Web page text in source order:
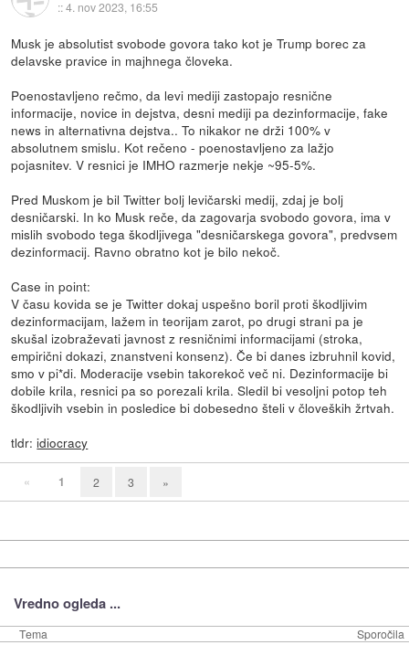
::4. nov 2023, 16:55
Musk je absolutist svobode govora tako kot je Trump borec za
delavske pravice in majhnega človeka.
Poenostavljeno rečmo, da levi mediji zastopajo resnične
informacije, novice in dejstva, desni mediji pa dezinformacije, fake
news in alternativna dejstva.. To nikakor ne drži 100% v
absolutnem smislu. Kot rečeno - poenostavljeno za lažjo
pojasnitev. V resnici je IMHO razmerje nekje ~95-5%.
Pred Muskom je bil Twitter bolj levičarski medij, zdaj je bolj
desničarski. In ko Musk reče, da zagovarja svobodo govora, ima v
mislih svobodo tega škodljivega "desničarskega govora", predvsem
dezinformacij. Ravno obratno kot je bilo nekoč.
Case in point:
V času kovida se je Twitter dokaj uspešno boril proti škodljivim
dezinformacijam, lažem in teorijam zarot, po drugi strani pa je
skušal izobraževati javnost z resničnimi informacijami (stroka,
empirični dokazi, znanstveni konsenz). Če bi danes izbruhnil kovid,
smo v pi*di. Moderacije vsebin takorekoč več ni. Dezinformacije bi
dobile krila, resnici pa so porezali krila. Sledil bi vesoljni potop teh
škodljivih vsebin in posledice bi dobesedno šteli v človeških žrtvah.
tldr:idiocracy
« 1 2 3 »
Vredno ogleda ...
Tema Sporočila